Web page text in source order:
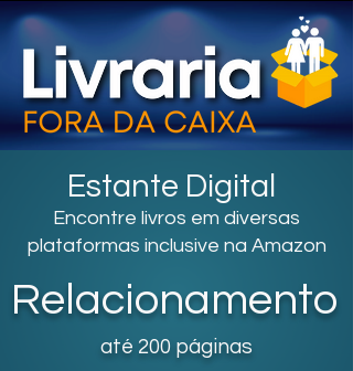
Estante Digital
Encontre livros em diversas
plataformas inclusive na Amazon
Relacionamento
até 200 páginas